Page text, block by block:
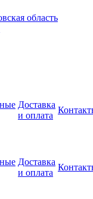
область
Доставка
и оплата
Доставка
и оплата